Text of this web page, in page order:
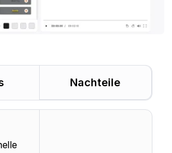
Nachteile